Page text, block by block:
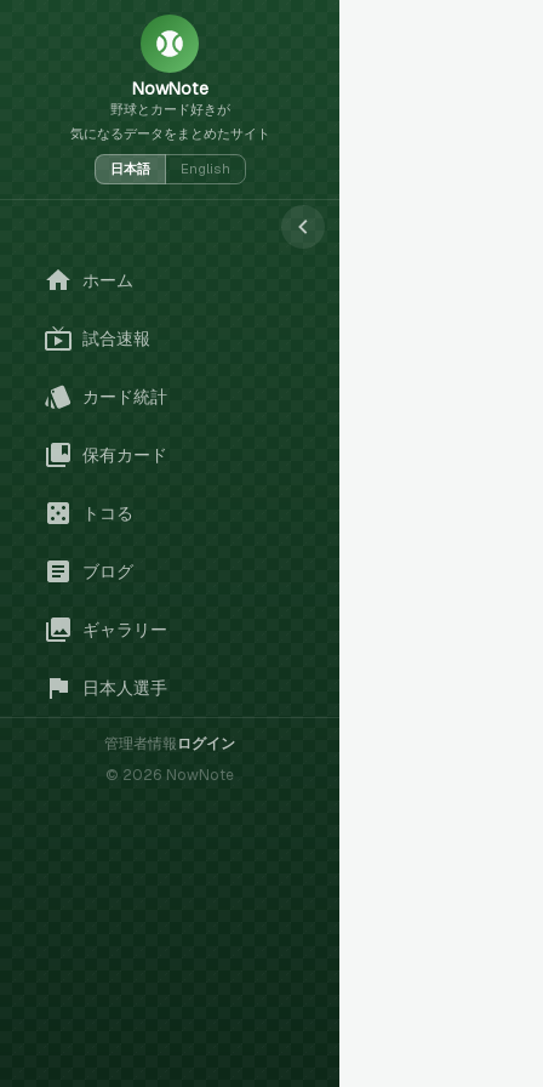
NowNote
野球とカード好きが
気になるデータをまとめたサイト
日本語 English
ホーム
試合速報
カード統計
保有カード
トコる
ブログ
ギャラリー
日本人選手
管理者情報 ログイン
© 2026 NowNote